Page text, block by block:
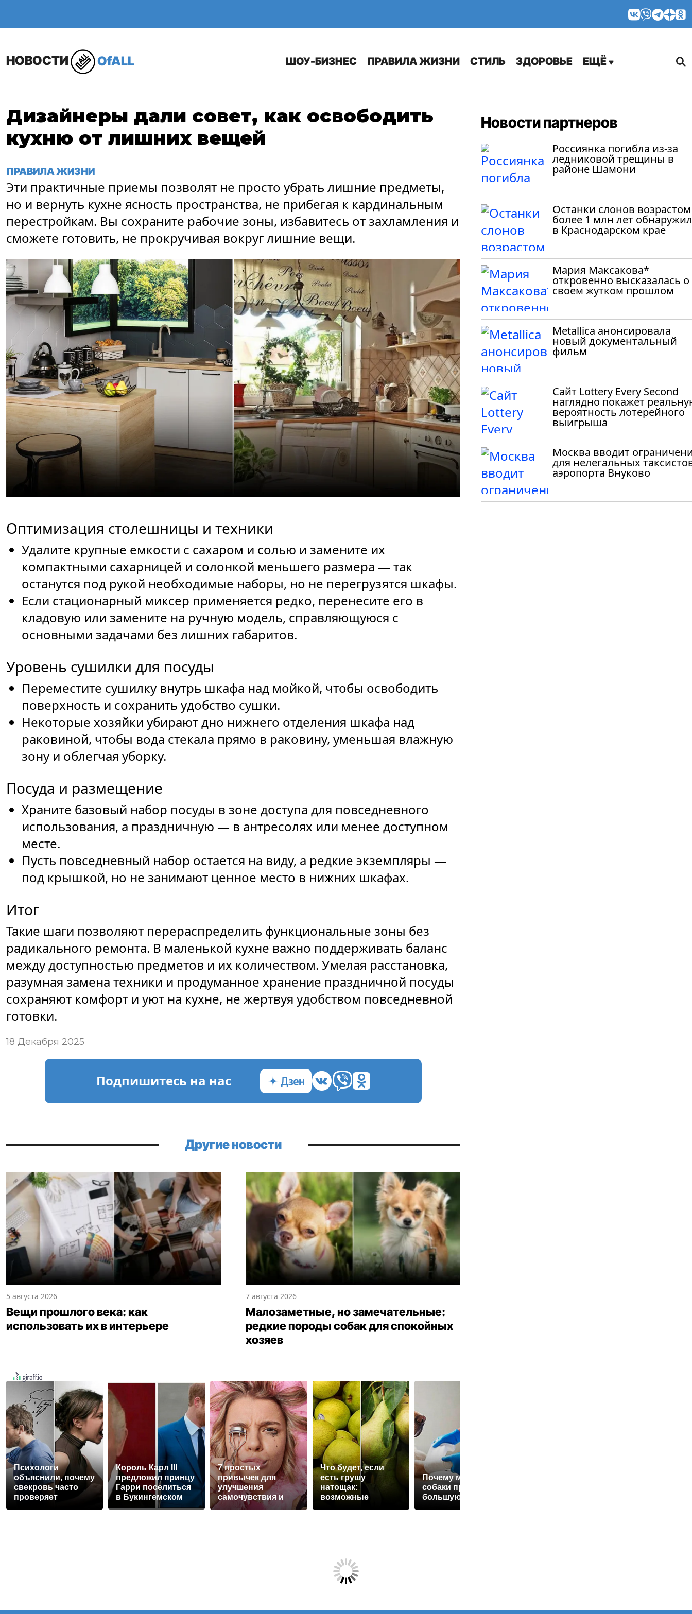
НОВОСТИ OfALL ШОУ-БИЗНЕС ПРАВИЛА ЖИЗНИ СТИЛЬ ЗДОРОВЬЕ ЕЩЁ
Дизайнеры дали совет, как освободить
кухню от лишних вещей
ПРАВИЛА ЖИЗНИ
Эти практичные приемы позволят не просто убрать лишние предметы,
но и вернуть кухне ясность пространства, не прибегая к кардинальным
перестройкам. Вы сохраните рабочие зоны, избавитесь от захламления и
сможете готовить, не прокручивая вокруг лишние вещи.
Оптимизация столешницы и техники
Удалите крупные емкости с сахаром и солью и замените их
компактными сахарницей и солонкой меньшего размера — так
останутся под рукой необходимые наборы, но не перегрузятся шкафы.
Если стационарный миксер применяется редко, перенесите его в
кладовую или замените на ручную модель, справляющуюся с
основными задачами без лишних габаритов.
Уровень сушилки для посуды
Переместите сушилку внутрь шкафа над мойкой, чтобы освободить
поверхность и сохранить удобство сушки.
Некоторые хозяйки убирают дно нижнего отделения шкафа над
раковиной, чтобы вода стекала прямо в раковину, уменьшая влажную
зону и облегчая уборку.
Посуда и размещение
Храните базовый набор посуды в зоне доступа для повседневного
использования, а праздничную — в антресолях или менее доступном
месте.
Пусть повседневный набор остается на виду, а редкие экземпляры —
под крышкой, но не занимают ценное место в нижних шкафах.
Итог
Такие шаги позволяют перераспределить функциональные зоны без
радикального ремонта. В маленькой кухне важно поддерживать баланс
между доступностью предметов и их количеством. Умелая расстановка,
разумная замена техники и продуманное хранение праздничной посуды
сохраняют комфорт и уют на кухне, не жертвуя удобством повседневной
готовки.
18 Декабря 2025
Подпишитесь на нас
Другие новости
5 августа 2026
Вещи прошлого века: как
использовать их в интерьере
7 августа 2026
Малозаметные, но замечательные:
редкие породы собак для спокойных
хозяев
Психологи
объяснили, почему
свекровь часто
проверяет
Король Карл III
предложил принцу
Гарри поселиться
в Букингемском
дворце
7 простых
привычек для
улучшения
самочувствия и
привлекательности
Что будет, если
есть грушу
натощак:
возможные
Почему маленькие
собаки проявляют
большую агрессию
Новости партнеров
Россиянка погибла из-за
ледниковой трещины в
районе Шамони
Останки слонов возрастом
более 1 млн лет
в Краснодарском крае
Мария Максакова*
откровенно высказалась о
своем жутком прошлом
Metallica анонсировала
новый документальный
фильм
Сайт Lottery Every Second
наглядно покажет
вероятность лотерейного
выигрыша
Москва вводит
для нелегальных
аэропорта Внуково